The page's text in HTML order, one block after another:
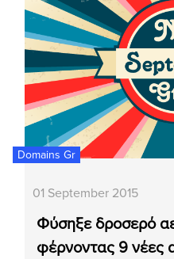
Domains Gr
01 September 2015
Φύσηξε δροσερό
φέρνοντας 9 νέες